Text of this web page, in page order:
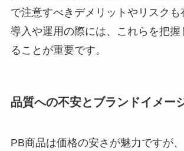
で注意すべきデメリットやリスクも
導入や運用の際には、これらを把握
ることが重要です。
品質への不安とブランドイメー
PB商品は価格の安さが魅力ですが